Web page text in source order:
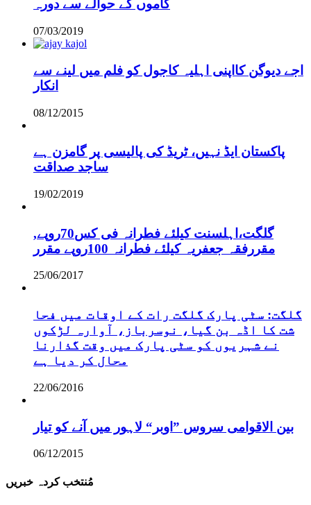
کاموں کے حوالے سے دورہ
07/03/2019
اجے دیوگن کااپنی اہلیہ کاجول کو فلم میں لینے سے
انکار
08/12/2015
پاکستان ایڈ نہیں، ٹریڈ کی پالیسی پر گامزن ہے
ساجد صداقت
19/02/2019
,گلگت،اہلسنت کیلئے فطرانہ فی کس70روپے
مقررفقہ جعفریہ کیلئے فطرانہ 100روپے مقرر
25/06/2017
گلگت: سٹی پارک گلگت رات کے اوقات میں فحا
شت کا اڈہ بن گیا، نوسرباز، آوارہ لڑکوں
نے شہریوں کو سٹی پارک میں وقت گذارنا
محال کر دیا ہے
22/06/2016
بین الاقوامی سروس ”اوبر“ لاہور میں آنے کو تیار
06/12/2015
مُنتخب کردہ خبریں